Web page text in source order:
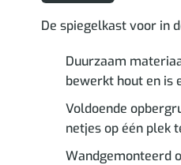
De spiegelkast voor in
Duurzaam
bewerkt hout en is
Voldoende
netjes op één plek
Wandgemonteerd